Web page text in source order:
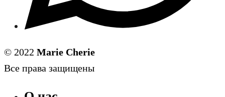
© 2022 Marie Cherie
Все права защищены